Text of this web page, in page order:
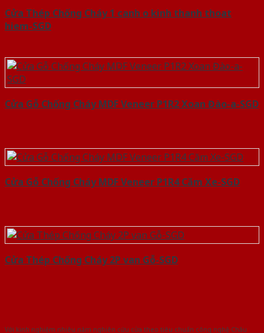
Cửa Thép Chống Cháy 1 canh o kinh thanh thoat
hiem-SGD
Cửa Gỗ Chống Cháy MDF Veneer P1R2 Xoan Đào-a-SGD
Cửa Gỗ Chống Cháy MDF Veneer P1R4 Căm Xe-SGD
Cửa Thép Chống Cháy 2P van Gỗ-SGD
Với kinh nghiệm nhiêu năm nghiên cứu cửa theo tiêu chuẩn công nghệ Châu